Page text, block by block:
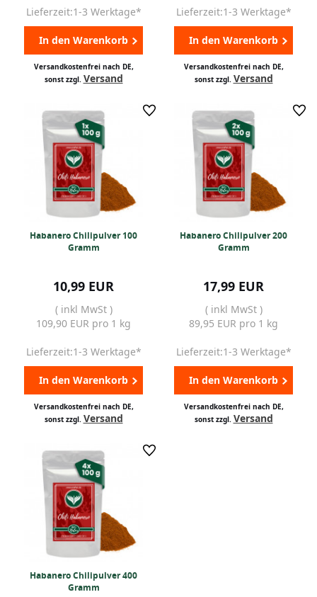
Lieferzeit:1-3 Werktage*
In den Warenkorb
Versandkostenfrei nach DE,
sonst zzgl. Versand
Lieferzeit:1-3 Werktage*
In den Warenkorb
Versandkostenfrei nach DE,
sonst zzgl. Versand
Habanero Chilipulver 100
Gramm
10,99 EUR
( inkl MwSt )
109,90 EUR pro 1 kg
Lieferzeit:1-3 Werktage*
In den Warenkorb
Versandkostenfrei nach DE,
sonst zzgl. Versand
Habanero Chilipulver 200
Gramm
17,99 EUR
( inkl MwSt )
89,95 EUR pro 1 kg
Lieferzeit:1-3 Werktage*
In den Warenkorb
Versandkostenfrei nach DE,
sonst zzgl. Versand
Habanero Chilipulver 400
Gramm